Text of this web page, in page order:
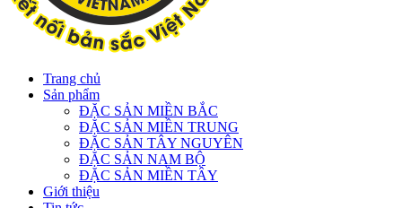
Trang chủ
Sản phẩm
ĐẶC SẢN MIỀN BẮC
ĐẶC SẢN MIỀN TRUNG
ĐẶC SẢN TÂY NGUYÊN
ĐẶC SẢN NAM BỘ
ĐẶC SẢN MIỀN TÂY
Giới thiệu